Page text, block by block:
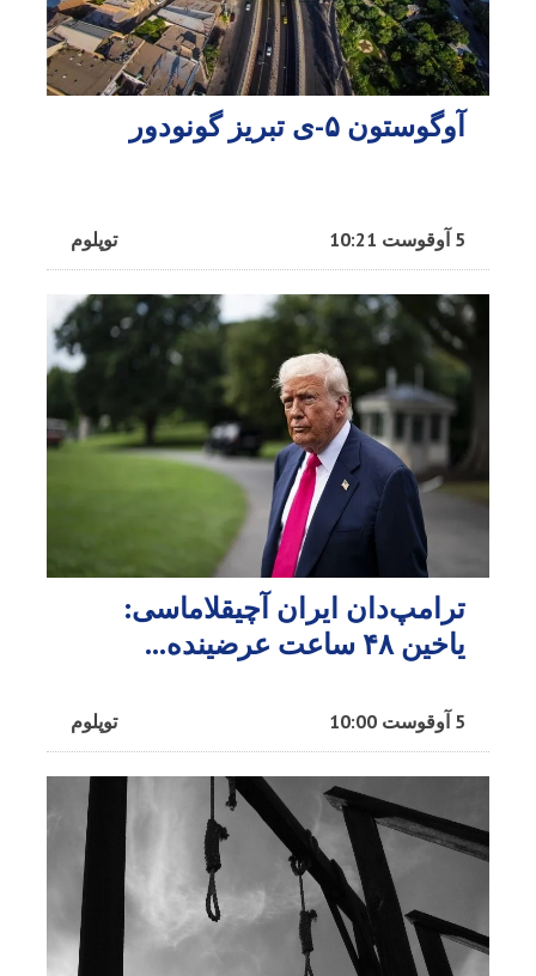
آوگوستون ۵-ی تبریز گونودور
توپلوم 5 آوقوست 10:21
ترامپ‌دان ایران آچیقلاماسی:
یاخین ۴۸ ساعت عرضینده...
توپلوم 5 آوقوست 10:00